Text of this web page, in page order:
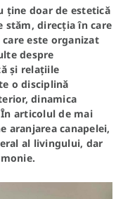
ține doar de estetică
stăm, direcția în care
este organizat
despre
și relațiile
o disciplină
dinamica
articolul de mai
aranjarea canapelei,
al livingului, dar